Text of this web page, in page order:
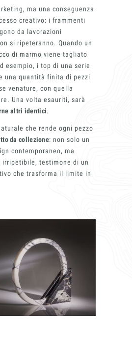
ma una conseguenza
creativo: i frammenti
da lavorazioni
si ripeteranno. Quando un
di marmo viene tagliato
esempio, i top di una serie
una quantità finita di pezzi
venature, con quella
Una volta esauriti, sarà
altri identici.
che rende ogni pezzo
da collezione: non solo un
contemporaneo, ma
irripetibile, testimone di un
che trasforma il limite in
all'uso dei dati come da
Privacy Policy *